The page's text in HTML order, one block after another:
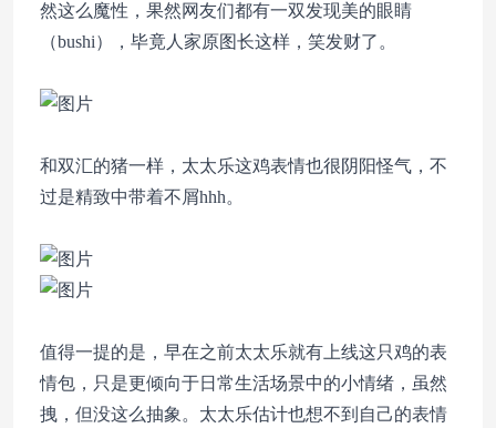
然这么魔性，果然网友们都有一双发现美的眼睛
（bushi），毕竟人家原图长这样，笑发财了。
和双汇的猪一样，太太乐这鸡表情也很阴阳怪气，不
过是精致中带着不屑hhh。
值得一提的是，早在之前太太乐就有上线这只鸡的表
情包，只是更倾向于日常生活场景中的小情绪，虽然
拽，但没这么抽象。太太乐估计也想不到自己的表情